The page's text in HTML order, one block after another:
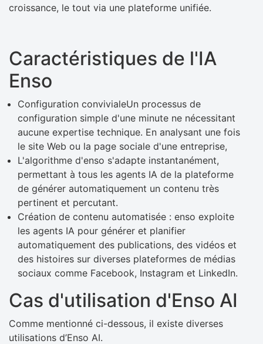
croissance, le tout via une plateforme unifiée.
Caractéristiques de l'IA
Enso
Configuration convivialeUn processus de
configuration simple d'une minute ne nécessitant
aucune expertise technique. En analysant une fois
le site Web ou la page sociale d'une entreprise,
L'algorithme d'enso s'adapte instantanément,
permettant à tous les agents IA de la plateforme
de générer automatiquement un contenu très
pertinent et percutant.
Création de contenu automatisée : enso exploite
les agents IA pour générer et planifier
automatiquement des publications, des vidéos et
des histoires sur diverses plateformes de médias
sociaux comme Facebook, Instagram et LinkedIn.
Cas d'utilisation d'Enso AI
Comme mentionné ci-dessous, il existe diverses
utilisations d’Enso AI.